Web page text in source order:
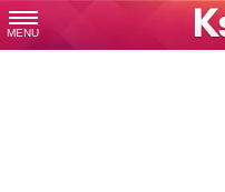
MENU